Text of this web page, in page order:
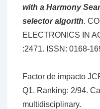
with a Harmony
selector algorith.
ELECTRONICS IN
:2471. ISSN: 0168-
Factor de impacto
Q1. Ranking: 2/94.
multidisciplinary.